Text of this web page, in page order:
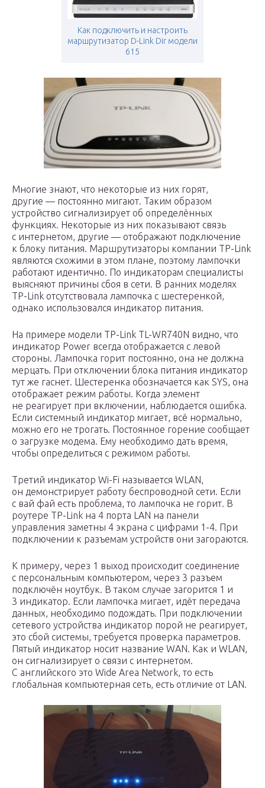
Как подключить и настроить
маршрутизатор D-Link Dir модели
615
Многие знают, что некоторые из них горят,
другие — постоянно мигают. Таким образом
устройство сигнализирует об определённых
функциях. Некоторые из них показывают связь
с интернетом, другие — отображают подключение
к блоку питания. Маршрутизаторы компании TP-Link
являются схожими в этом плане, поэтому лампочки
работают идентично. По индикаторам специалисты
выясняют причины сбоя в сети. В ранних моделях
TP-Link отсутствовала лампочка с шестеренкой,
однако использовался индикатор питания.
На примере модели TP-Link TL-WR740N видно, что
индикатор Power всегда отображается с левой
стороны. Лампочка горит постоянно, она не должна
мерцать. При отключении блока питания индикатор
тут же гаснет. Шестеренка обозначается как SYS, она
отображает режим работы. Когда элемент
не реагирует при включении, наблюдается ошибка.
Если системный индикатор мигает, всё нормально,
можно его не трогать. Постоянное горение сообщает
о загрузке модема. Ему необходимо дать время,
чтобы определиться с режимом работы.
Третий индикатор Wi-Fi называется WLAN,
он демонстрирует работу беспроводной сети. Если
с вай фай есть проблема, то лампочка не горит. В
роутере TP-Link на 4 порта LAN на панели
управления заметны 4 экрана с цифрами 1-4. При
подключении к разъемам устройств они загораются.
К примеру, через 1 выход происходит соединение
с персональным компьютером, через 3 разъем
подключён ноутбук. В таком случае загорится 1 и
3 индикатор. Если лампочка мигает, идёт передача
данных, необходимо подождать. При подключении
сетевого устройства индикатор порой не реагирует,
это сбой системы, требуется проверка параметров.
Пятый индикатор носит название WAN. Как и WLAN,
он сигнализирует о связи с интернетом.
С английского это Wide Area Network, то есть
глобальная компьютерная сеть, есть отличие от LAN.